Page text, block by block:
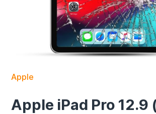
Apple
Apple iPad Pro 12.9